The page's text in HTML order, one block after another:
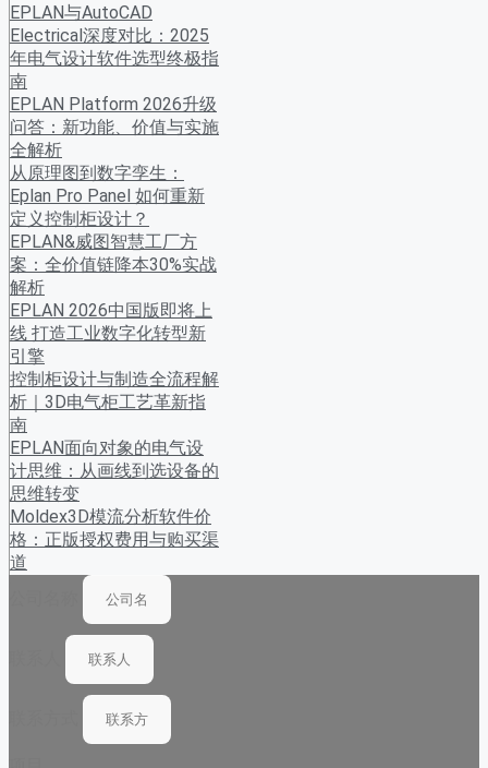
EPLAN与AutoCAD
Electrical深度对比：2025
年电气设计软件选型终极指
南
EPLAN Platform 2026升级
问答：新功能、价值与实施
全解析
从原理图到数字孪生：
Eplan Pro Panel 如何重新
定义控制柜设计？
EPLAN&威图智慧工厂方
案：全价值链降本30%实战
解析
EPLAN 2026中国版即将上
线 打造工业数字化转型新
引擎
控制柜设计与制造全流程解
析｜3D电气柜工艺革新指
南
EPLAN面向对象的电气设
计思维：从画线到选设备的
思维转变
Moldex3D模流分析软件价
格：正版授权费用与购买渠
道